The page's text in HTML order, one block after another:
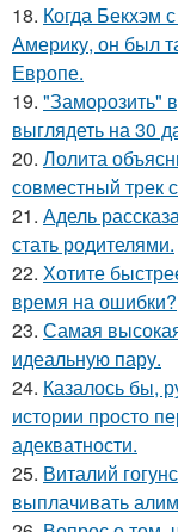
18. Когда Бекхэм
Америку, он был
Европе.
19. "Заморозить"
выглядеть на 30
20. Лолита
совместный трек
21. Адель
стать родителями.
22. Хотите
время на ошибки?
23. Самая
идеальную пару.
24. Казалось бы,
истории просто
адекватности.
25. Виталий
выплачивать